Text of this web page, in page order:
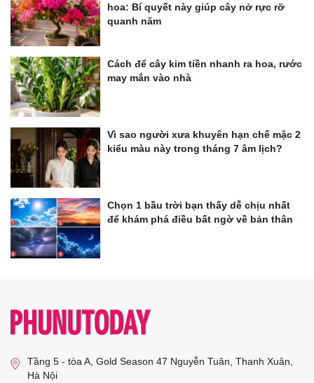
hoa: Bí quyết này giúp cây nở rực rỡ
quanh năm
Cách để cây kim tiền nhanh ra hoa, rước
may mắn vào nhà
Vì sao người xưa khuyên hạn chế mặc 2
kiểu màu này trong tháng 7 âm lịch?
Chọn 1 bầu trời bạn thấy dễ chịu nhất
để khám phá điều bất ngờ về bản thân
Tầng 5 - tòa A, Gold Season 47 Nguyễn Tuân, Thanh Xuân,
Hà Nội